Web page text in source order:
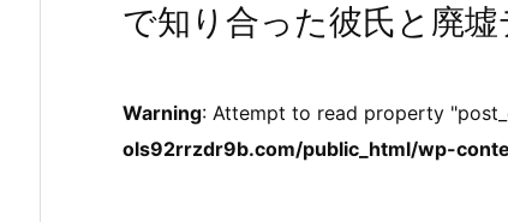
で知り合った彼氏と廃墟
Warning: Attempt to read property
ols92rrzdr9b.com/public_html/wp-